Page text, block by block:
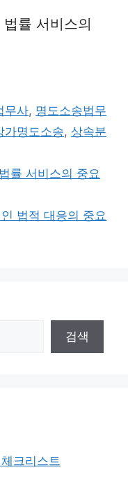
법률 서비스의
무사, 명도소송법무
가명도소송, 상속분
률 서비스의 중요
법적 대응의 중요
검색
크리스트